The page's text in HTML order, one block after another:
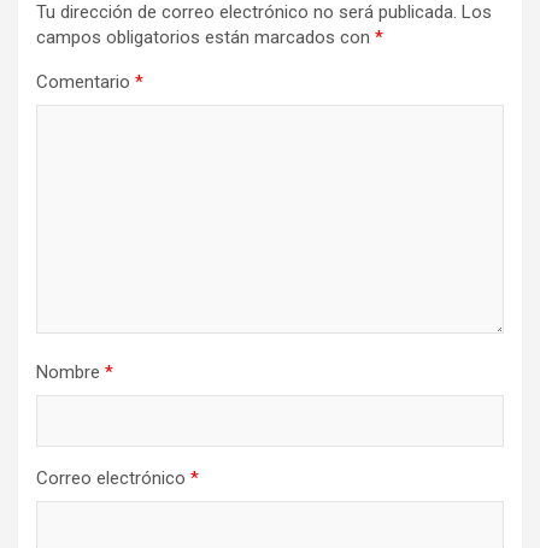
Tu dirección de correo electrónico no será publicada. Los
campos obligatorios están marcados con *
Comentario *
Nombre *
Correo electrónico *